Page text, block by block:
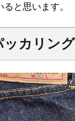
と思います。
ッカリング